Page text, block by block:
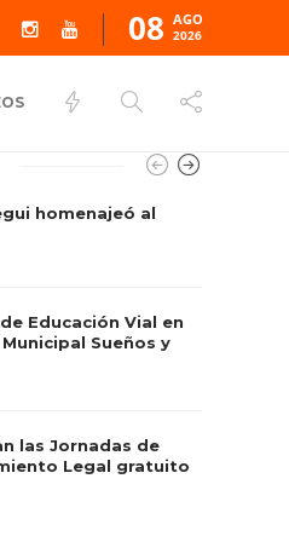
08 AGO
2026
homenajeó al
Educación Vial en
Sueños y
las Jornadas de
Legal gratuito